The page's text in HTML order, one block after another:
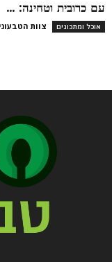
עם כרובית וטחינה: ...
אוכל ומתכונים צוות